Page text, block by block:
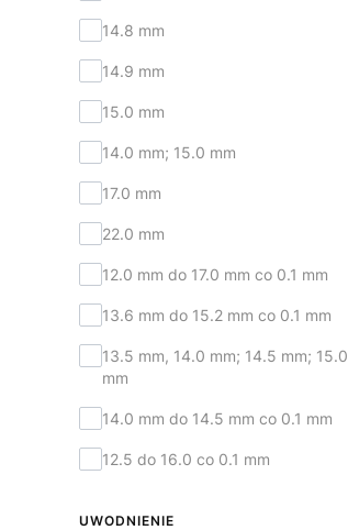
14.8 mm
14.9 mm
15.0 mm
14.0 mm; 15.0 mm
17.0 mm
22.0 mm
12.0 mm do 17.0 mm co 0.1 mm
13.6 mm do 15.2 mm co 0.1 mm
13.5 mm, 14.0 mm; 14.5 mm; 15.0
mm
14.0 mm do 14.5 mm co 0.1 mm
12.5 do 16.0 co 0.1 mm
UWODNIENIE